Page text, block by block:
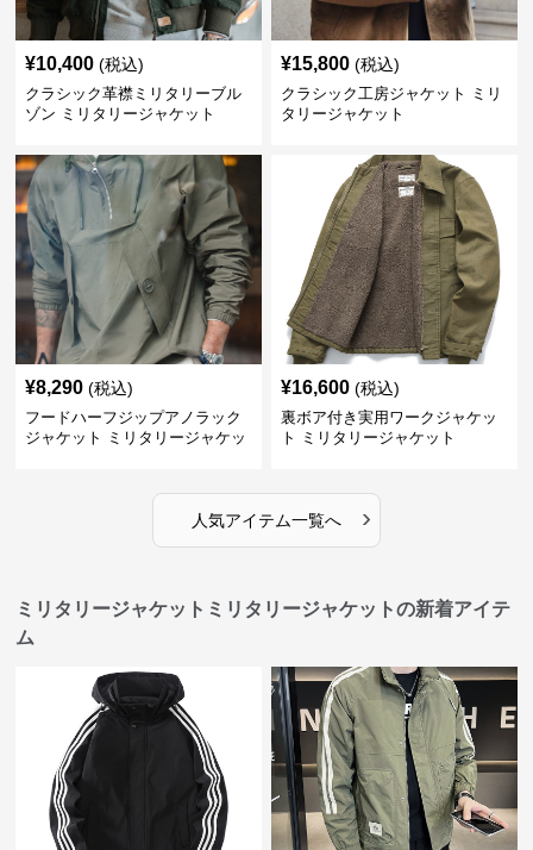
¥10,400 (税込)
クラシック革襟ミリタリーブル
ゾン ミリタリージャケット
¥15,800 (税込)
クラシック工房ジャケット ミリ
タリージャケット
¥8,290 (税込)
フードハーフジップアノラック
ジャケット ミリタリージャケッ
¥16,600 (税込)
裏ボア付き実用ワークジャケッ
ト ミリタリージャケット
人気アイテム一覧へ ›
ミリタリージャケットミリタリージャケットの新着アイテ
ム